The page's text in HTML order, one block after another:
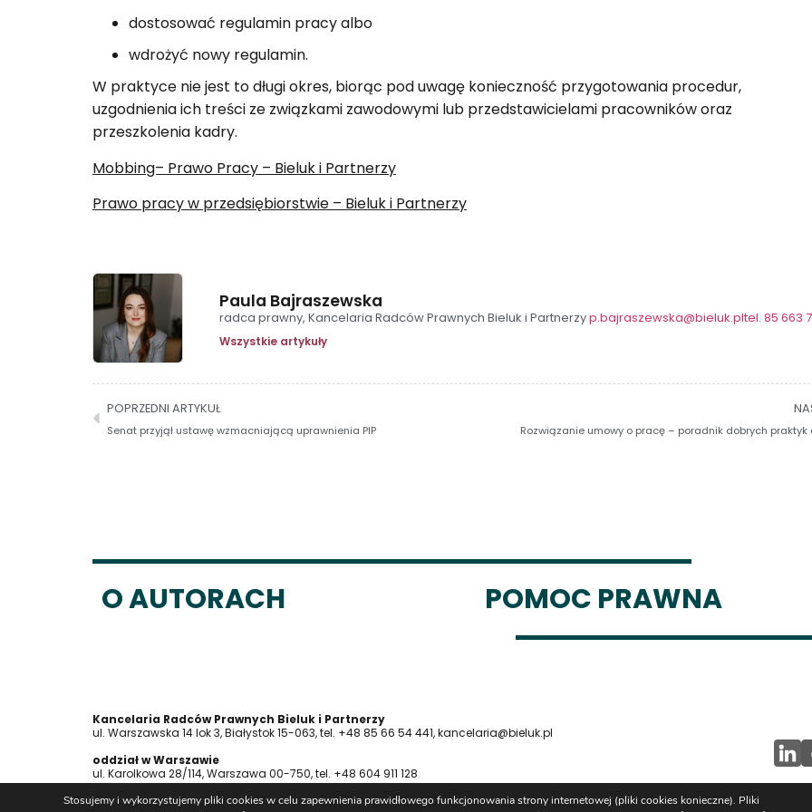
dostosować regulamin pracy albo
wdrożyć nowy regulamin.
W praktyce nie jest to długi okres, biorąc pod uwagę konieczność przygotowania procedur,
uzgodnienia ich treści ze związkami zawodowymi lub przedstawicielami pracowników oraz
przeszkolenia kadry.
Mobbing– Prawo Pracy – Bieluk i Partnerzy
Prawo pracy w przedsiębiorstwie – Bieluk i Partnerzy
Paula Bajraszewska
radca prawny, Kancelaria Radców Prawnych Bieluk i Partnerzyp.bajraszewska@bieluk.pltel. 85 663
Wszystkie artykuły
POPRZEDNI ARTYKUŁ
Senat przyjął ustawę wzmacniającą uprawnienia PIP Rozwiązanie umowy o pracę – poradnik dobrych
O AUTORACH POMOC PRAWNA
Kancelaria Radców Prawnych Bieluk i Partnerzy
ul. Warszawska 14 lok 3, Białystok 15-063, tel. +48 85 66 54 441, kancelaria@bieluk.pl
oddział w Warszawie
ul. Karolkowa 28/114, Warszawa 00-750, tel. +48 604 911 128
Stosujemy i wykorzystujemy pliki cookies w celu zapewnienia prawidłowego funkcjonowania strony internetowej (pliki cookies konieczne). Pliki